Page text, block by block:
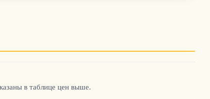
в таблице цен выше.